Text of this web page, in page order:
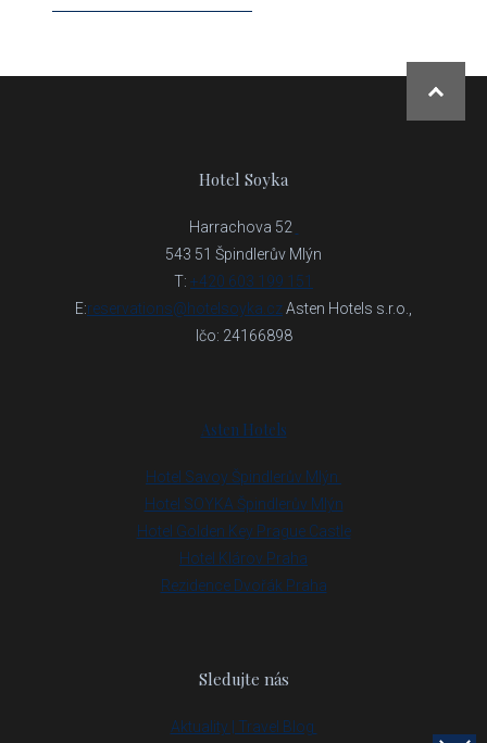
Hotel Soyka
Harrachova 52
543 51 Špindlerův Mlýn
T: +420 603 199 151
E:reservations@hotelsoyka.czAsten Hotels s.r.o.,
Ičo: 24166898
Asten Hotels
Hotel Savoy Špindlerův Mlýn
Hotel SOYKA Špindlerův Mlýn
Hotel Golden Key Prague Castle
Hotel Klárov Praha
Rezidence Dvořák Praha
Sledujte nás
Aktuality | Travel Blog